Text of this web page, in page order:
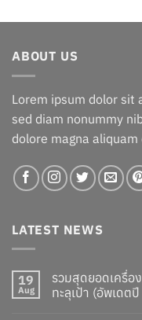
ABOUT US
Lorem ipsum dolor sit
sed diam nonummy
dolore magna
LATEST NEWS
19
Aug
รวมสุดยอดเครื่อ
ทะลุเป้า (อัพเดต